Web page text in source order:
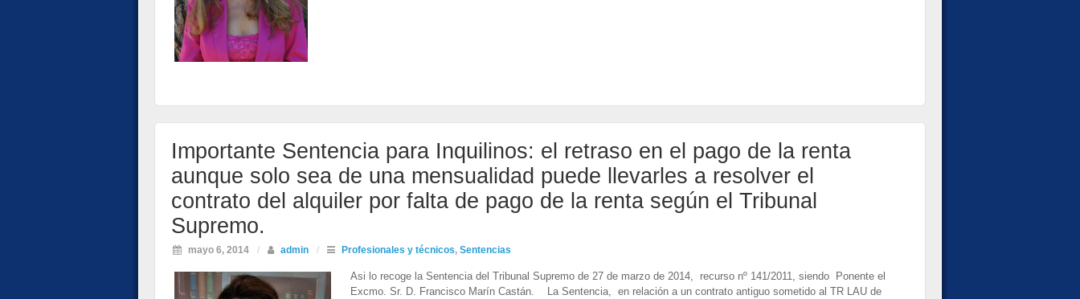
Importante Sentencia para Inquilinos: el retraso en el pago de la renta
aunque solo sea de una mensualidad puede llevarles a resolver el
contrato del alquiler por falta de pago de la renta según el Tribunal
Supremo.
mayo 6, 2014 / admin / Profesionales y técnicos, Sentencias
Asi lo recoge la Sentencia del Tribunal Supremo de 27 de marzo de 2014, recurso nº 141/2011, siendo Ponente el
Excmo. Sr. D. Francisco Marín Castán. La Sentencia, en relación a un contrato antiguo sometido al TR LAU de